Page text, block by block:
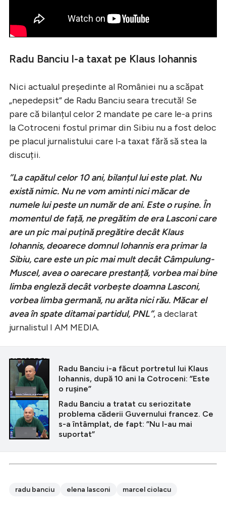
Radu Banciu l-a taxat pe Klaus Iohannis
Nici actualul președinte al României nu a scăpat
„nepedepsit” de Radu Banciu seara trecută! Se
pare că bilanțul celor 2 mandate pe care le-a prins
la Cotroceni fostul primar din Sibiu nu a fost deloc
pe placul jurnalistului care l-a taxat fără să stea la
discuții.
”La capătul celor 10 ani, bilanțul lui este plat. Nu
există nimic. Nu ne vom aminti nici măcar de
numele lui peste un număr de ani. Este o rușine. În
momentul de față, ne pregătim de era Lasconi care
are un pic mai puțină pregătire decât Klaus
Iohannis, deoarece domnul Iohannis era primar la
Sibiu, care este un pic mai mult decât Câmpulung-
Muscel, avea o oarecare prestanță, vorbea mai bine
limba engleză decât vorbește doamna Lasconi,
vorbea limba germană, nu arăta nici rău. Măcar el
avea în spate ditamai partidul, PNL”, a declarat
jurnalistul I AM MEDIA.
CITEȘTE ȘI
Radu Banciu i-a făcut portretul lui Klaus
Iohannis, după 10 ani la Cotroceni: ”Este
o rușine”
Radu Banciu a tratat cu seriozitate
problema căderii Guvernului francez. Ce
s-a întâmplat, de fapt: ”Nu l-au mai
suportat”
radu banciu elena lasconi marcel ciolacu